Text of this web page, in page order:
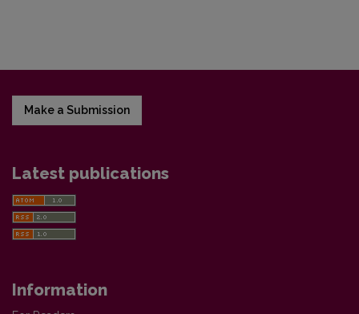
Make a Submission
Latest publications
Information